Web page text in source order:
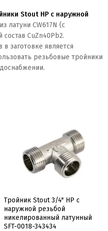
Stout НР с наружной
латуни CW617N (с
CuZn40Pb2.
заготовке является
резьбовые тройники
Тройник Stout 3/4" НР с
наружной резьбой
никелированный латунный
SFT-0018-343434